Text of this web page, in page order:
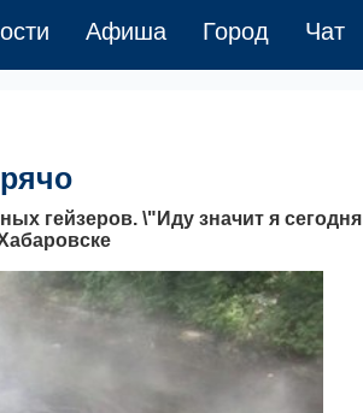
Афиша Город Чат
гейзеров. \"Иду значит я сегодня